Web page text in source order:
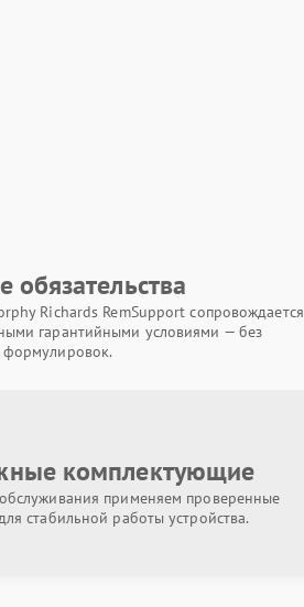
обязательства
Richards RemSupport сопровождается
гарантийными условиями — без
комплектующие
применяем проверенные
стабильной работы устройства.